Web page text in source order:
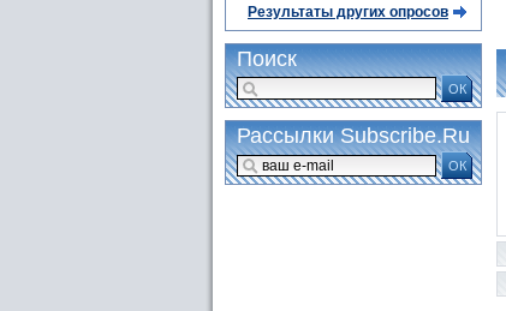
Результаты других опросов
Поиск
ОК
Рассылки Subscribe.Ru
ОК